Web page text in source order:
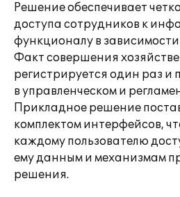
Решение обеспечивает
доступа сотрудников к
функционалу в зависимости
Факт совершения
регистрируется один раз и
в управленческом и
Прикладное решение
комплектом интерфейсов,
каждому пользователю
ему данным и механизмам
решения.